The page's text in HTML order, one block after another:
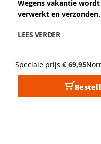
Wegens vakantie
verwerkt en verzonden.
LEES VERDER
Speciale prijs € 69,95